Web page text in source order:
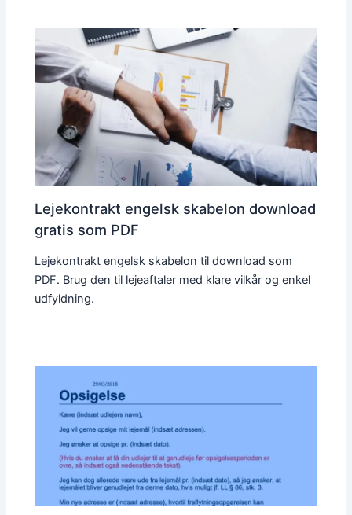
Lejekontrakt engelsk skabelon download
gratis som PDF
Lejekontrakt engelsk skabelon til download som
PDF. Brug den til lejeaftaler med klare vilkår og enkel
udfyldning.